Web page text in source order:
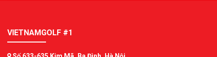
VIETNAMGOLF #1